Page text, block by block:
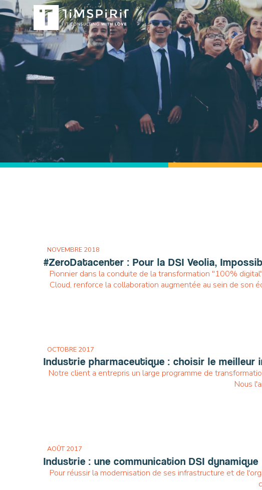
NOVEMBRE 2018
#ZeroDatacenter : Pour la DSI Veolia,
Pionnier dans la conduite de la transformation "100%
Cloud, renforce la collaboration augmentée au sein de
OCTOBRE 2017
Industrie pharmaceutique : choisir le
Notre client a entrepris un large programme de
Nous
AOÛT 2017
Industrie : une communication DSI dynamique
Pour réussir la modernisation de ses infrastructure et de